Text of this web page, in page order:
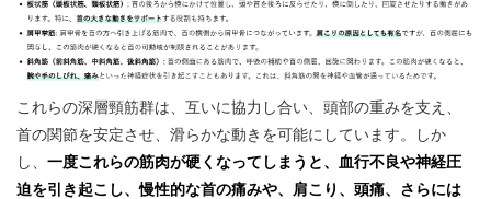
これらの深層頸筋群は、互いに協力し合い、頭部の重みを支え、
首の関節を安定させ、滑らかな動きを可能にしています。しか
し、 一度これらの筋肉が硬くなってしまうと、血行不良や神経圧
迫を引き起こし、慢性的な首の痛みや、肩こり、頭痛、さらには